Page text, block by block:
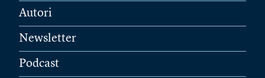
Autori
Newsletter
Podcast